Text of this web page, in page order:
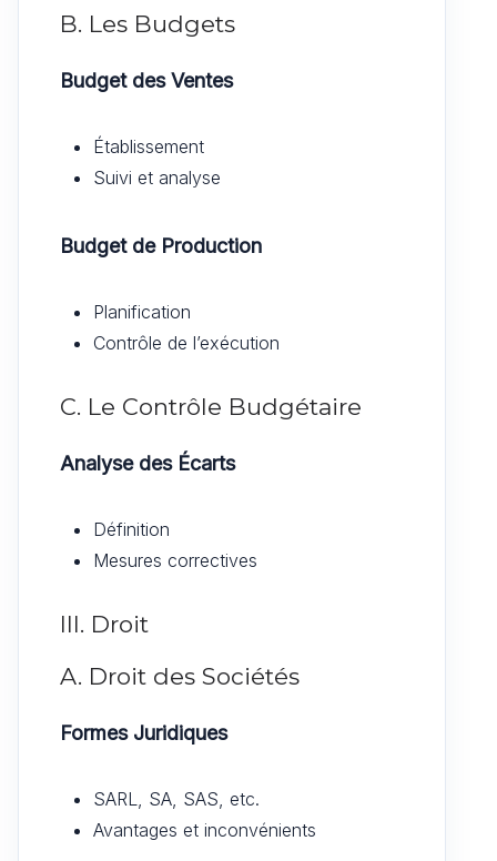
B. Les Budgets
Budget des Ventes
Établissement
Suivi et analyse
Budget de Production
Planification
Contrôle de l’exécution
C. Le Contrôle Budgétaire
Analyse des Écarts
Définition
Mesures correctives
III. Droit
A. Droit des Sociétés
Formes Juridiques
SARL, SA, SAS, etc.
Avantages et inconvénients